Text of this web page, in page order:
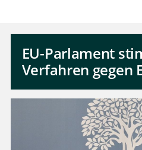
EU-Parlament
Verfahren gegen